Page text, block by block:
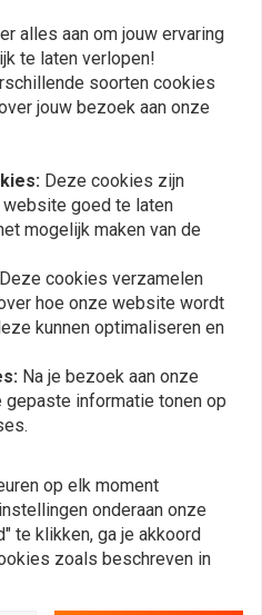
km (mijl)
met de OEM-snelheidsensor, als
snelheidsensor
/ 1P-2r / 2P-1r / 30P-1r
Road Star
Works fine.
michael s.
Sehr schön
Aber ohne
alles aan om jouw ervaring
te laten verlopen!
soorten cookies
jouw bezoek aan onze
Deze cookies zijn
goed te laten
mogelijk maken van de
Deze cookies verzamelen
hoe onze website wordt
kunnen optimaliseren en
Na je bezoek aan onze
gepaste informatie tonen op
op elk moment
onderaan onze
te klikken, ga je akkoord
zoals beschreven in